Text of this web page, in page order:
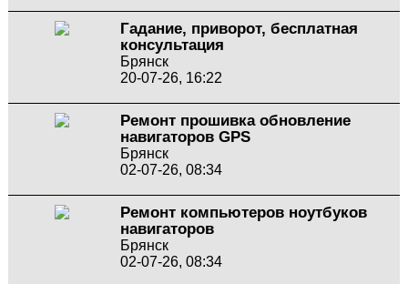
Гадание, приворот, бесплатная
консультация
Брянск
20-07-26, 16:22
Ремонт прошивка обновление
навигаторов GPS
Брянск
02-07-26, 08:34
Ремонт компьютеров ноутбуков
навигаторов
Брянск
02-07-26, 08:34